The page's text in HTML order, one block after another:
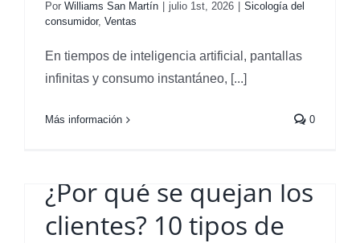
Por Williams San Martín julio 1st, 2026
Sicología del
consumidor, Ventas
En tiempos de inteligencia artificial, pantallas
infinitas y consumo instantáneo, [...]
Más información 0
¿Por qué se quejan los
clientes? 10 tipos de